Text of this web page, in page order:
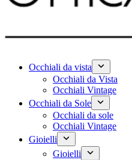
Occhiali da vista
Occhiali da Vista
Occhiali Vintage
Occhiali da Sole
Occhiali da sole
Occhiali Vintage
Gioielli
Gioielli